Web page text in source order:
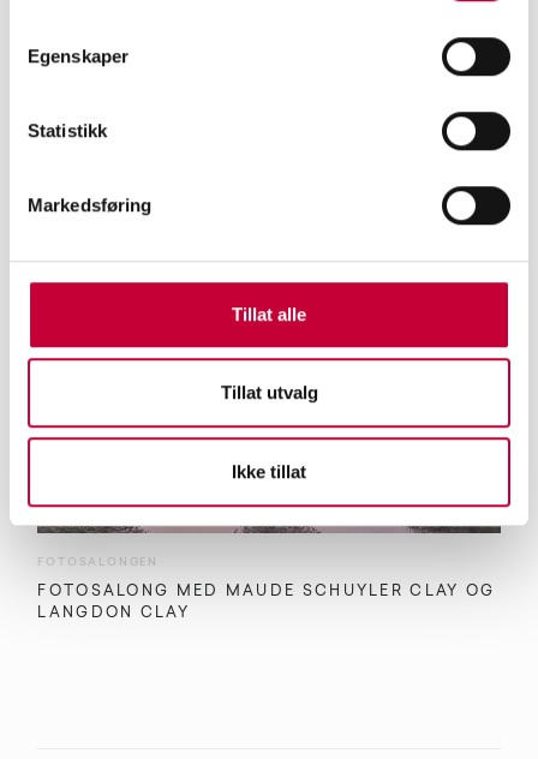
Egenskaper
Statistikk
Markedsføring
Tillat alle
Tillat utvalg
Ikke tillat
FOTOSALONG: ANALOGT MILJØFOTO
FOTOSALONGEN
FOTOSALONG MED MAUDE SCHUYLER CLAY OG
LANGDON CLAY